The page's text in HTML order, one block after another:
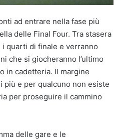
ad entrare nella fase più
delle Final Four. Tra stasera
quarti di finale e verranno
che si giocheranno l’ultimo
in cadetteria. Il margine
più e per qualcuno non esiste
per proseguire il cammino
delle gare e le